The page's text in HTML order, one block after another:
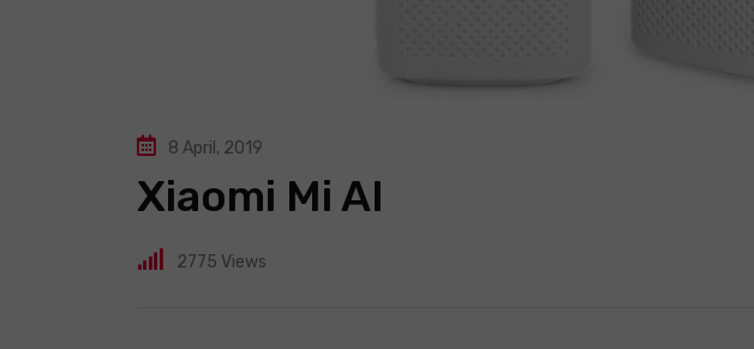
8 April, 2019
Xiaomi Mi AI
2775 Views